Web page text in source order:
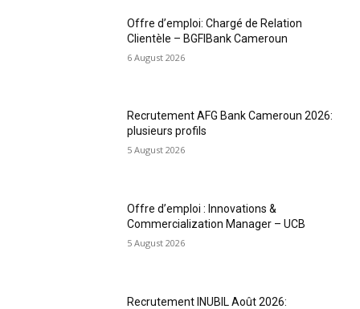
Offre d’emploi: Chargé de Relation
Clientèle – BGFIBank Cameroun
6 August 2026
Recrutement AFG Bank Cameroun 2026:
plusieurs profils
5 August 2026
Offre d’emploi : Innovations &
Commercialization Manager – UCB
5 August 2026
Recrutement INUBIL Août 2026: